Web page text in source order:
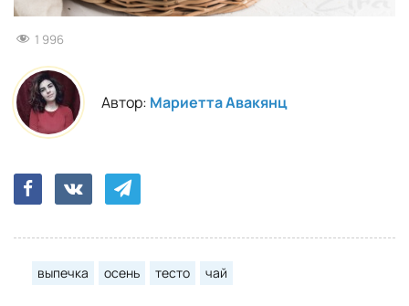
1 996
Автор: Мариетта Авакянц
выпечка осень тесто чай